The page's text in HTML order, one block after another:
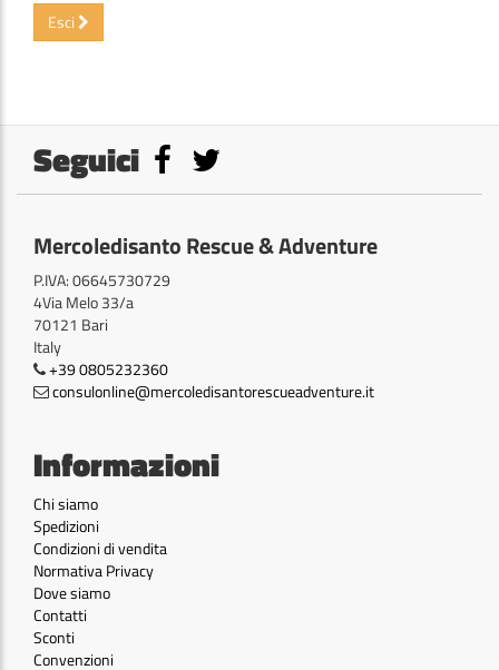
Esci
Seguici
Mercoledisanto Rescue & Adventure
P.IVA: 06645730729
4Via Melo 33/a
70121 Bari
Italy
+39 0805232360
consulonline@mercoledisantorescueadventure.it
Informazioni
Chi siamo
Spedizioni
Condizioni di vendita
Normativa Privacy
Dove siamo
Contatti
Sconti
Convenzioni